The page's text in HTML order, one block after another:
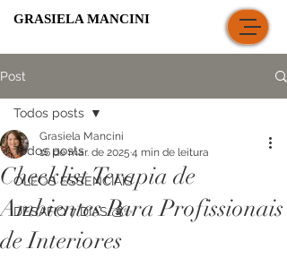
GRASIELA MANCINI
Post
Todos posts
ÓLEOS ESSENCIAIS
DESAFIO 7 DIAS 💰✨
Todos posts
Checklist Terapia de
Ambientes Para Profissionais
de Interiores
Grasiela Mancini
16 de mar. de 2025 4 min de leitura